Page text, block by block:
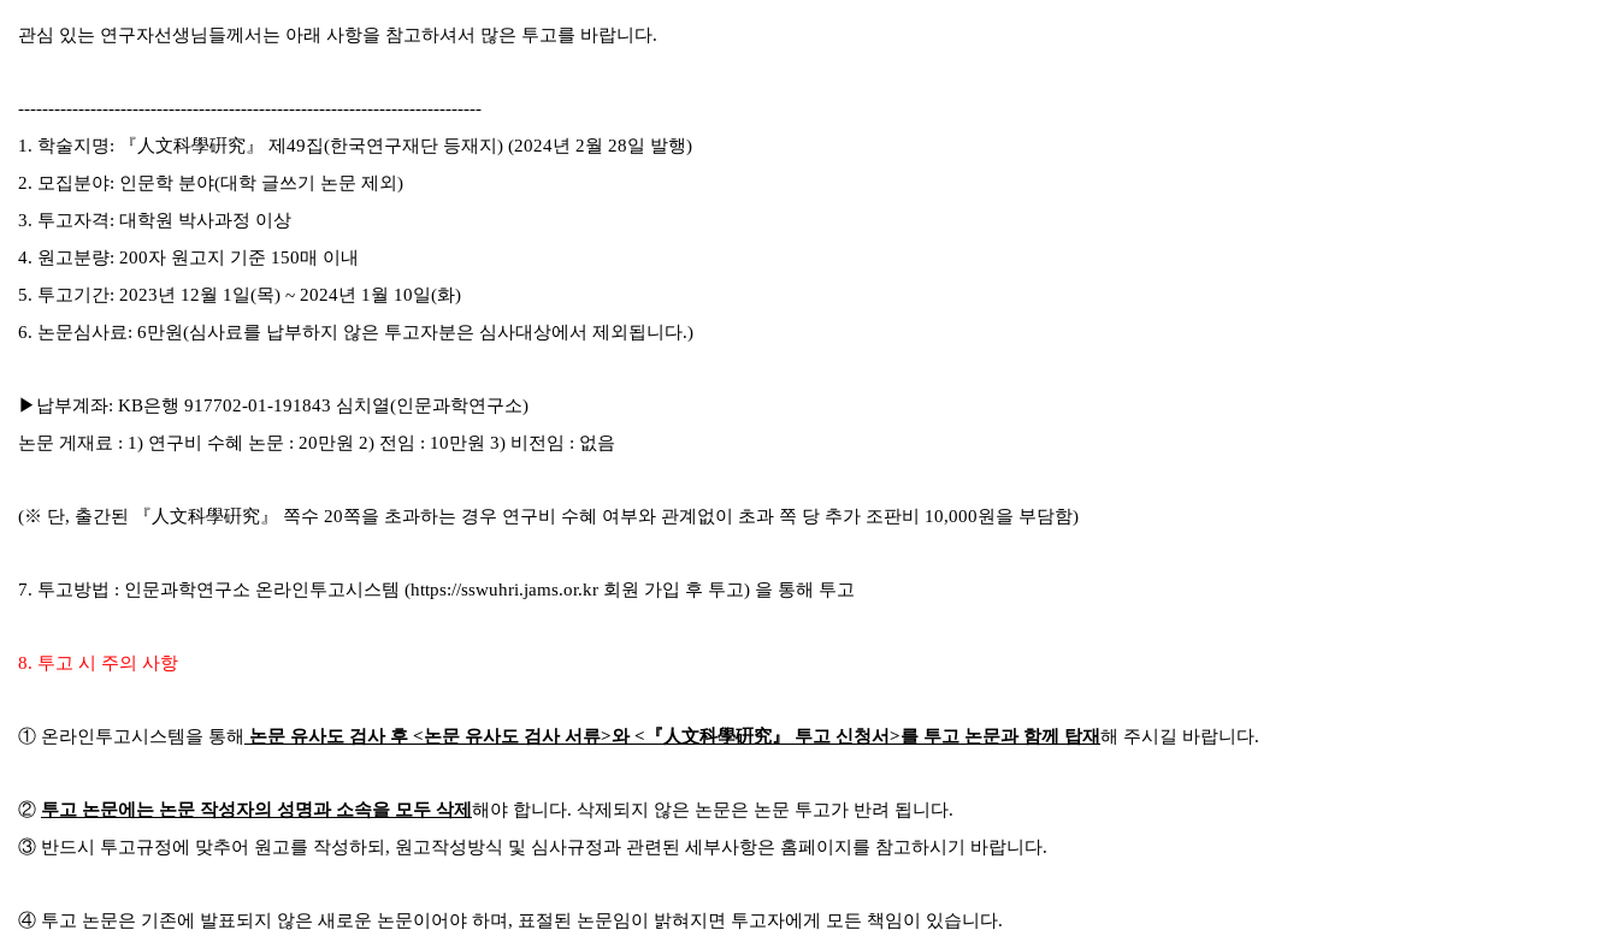
관심 있는 연구자선생님들께서는 아래 사항을 참고하셔서 많은 투고를 바랍니다.
-----------------------------------------------------------------------------
1. 학술지명: 『 人文科學硏究 』 제 49집(한국연구재단 등재지 ) (2024년 2월 28일 발행)
2. 모집분야: 인문학 분야(대학 글쓰기 논문 제외 )
3. 투고자격: 대학원 박사과정 이상
4. 원고분량: 200자 원고지 기준 150매 이내
5. 투고기간: 2023년 12월 1 일(목) ~ 2024년 1 월 10일(화)
6. 논문심사료: 6만원(심사료를 납부하지 않은 투고자분은 심사대상에서 제외됩니다.)
▶ 납부계좌: KB은행 917702-01-191843 심치열(인문과학연구소)
논문 게재료 : 1) 연구비 수혜 논문 : 20만원 2) 전임 : 10만원 3) 비전임 : 없음
(※ 단, 출간된 『 人文科學硏究 』 쪽수 20쪽을 초과하는 경우 연구비 수혜 여부와 관계없이 초과 쪽 당 추가 조판비 10,000원을 부담함)
7. 투고방법 : 인문과학연구소 온라인투고시스템 (https://sswuhri.jams.or.kr 회원 가입 후 투고) 을 통해 투고
8. 투고 시 주의 사항
① 온라인투고시스템을 통해 논문 유사도 검사 후 <논문 유사도 검사 서류>와< 『 人文科學硏究 』 투고 신청서>를 투고 논문과 함께 탑재해 주시길 바랍니다.
② 투고 논문에는 논문 작성자의 성명과 소속을 모두 삭제 해야 합니다. 삭제되지 않은 논문은 논문 투고가 반려 됩니다.
③ 반드시 투고규정에 맞추어 원고를 작성하되 , 원고작성방식 및 심사규정과 관련된 세부사항은 홈페이지를 참고하시기 바랍니다.
④ 투고 논문은 기존에 발표되지 않은 새로운 논문이어야 하며 , 표절된 논문임이 밝혀지면 투고자에게 모든 책임이 있습니다.